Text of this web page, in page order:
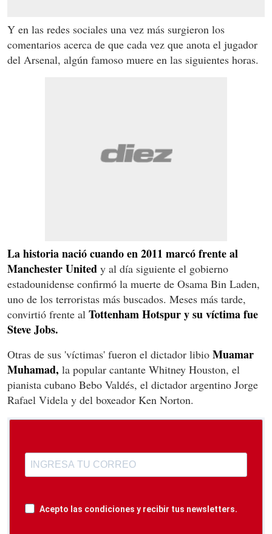
Y en las redes sociales una vez más surgieron los
comentarios acerca de que cada vez que anota el jugador
del Arsenal, algún famoso muere en las siguientes horas.
La historia nació cuando en 2011 marcó frente al
Manchester United y al día siguiente el gobierno
estadounidense confirmó la muerte de Osama Bin Laden,
uno de los terroristas más buscados. Meses más tarde,
convirtió frente al Tottenham Hotspur y su víctima fue
Steve Jobs.
Otras de sus 'víctimas' fueron el dictador libio Muamar
Muhamad, la popular cantante Whitney Houston, el
pianista cubano Bebo Valdés, el dictador argentino Jorge
Rafael Videla y del boxeador Ken Norton.
Acepto las condiciones y recibir tus newsletters.